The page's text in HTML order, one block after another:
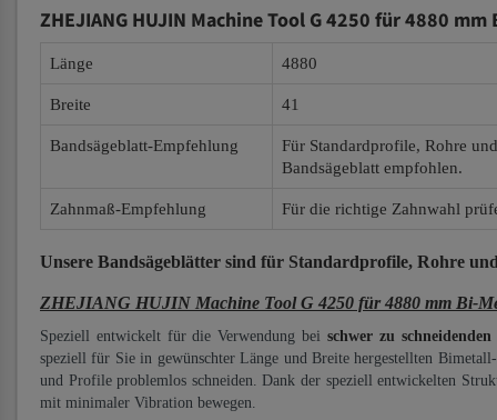
ZHEJIANG HUJIN Machine Tool G 4250 für 4880
Länge 4880
Breite 41
Bandsägeblatt-Empfehlung
Für Standardprofile, Rohre
Bandsägeblatt empfohlen.
Zahnmaß-Empfehlung Für die richtige Zahnwahl
Unsere Bandsägeblätter sind für Standardprofile, Rohre
ZHEJIANG HUJIN Machine Tool G 4250 für 4880 mm Bi-
Speziell entwickelt für die Verwendung bei schwer zu
speziell für Sie in gewünschter Länge und Breite hergestellten
und Profile problemlos schneiden. Dank der speziell entwickelten
mit minimaler Vibration bewegen.